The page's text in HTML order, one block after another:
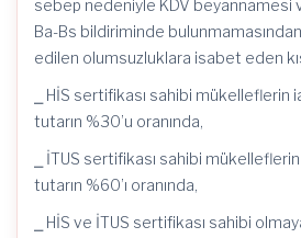
sebep nedeniyle KDV
Ba-Bs bildiriminde
edilen olumsuzluklara isabet eden
⎯ HİS sertifikası sahibi
tutarın %30’u oranında,
⎯ İTUS sertifikası sahibi
tutarın %60’ı oranında,
⎯ HİS ve İTUS sertifikası sahibi